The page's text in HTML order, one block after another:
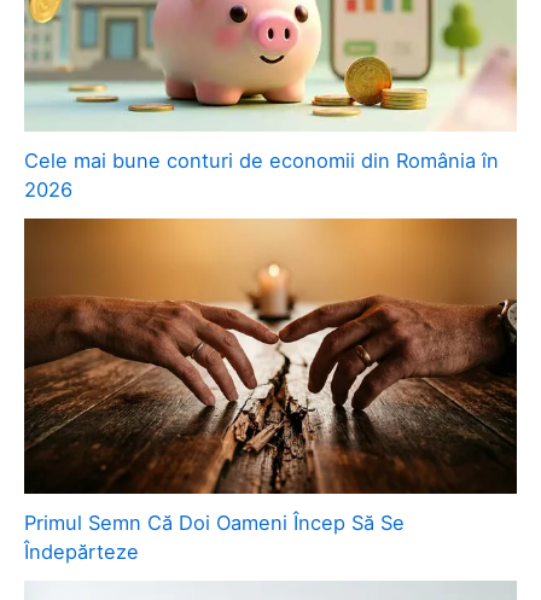
Cele mai bune conturi de economii din România în
2026
Primul Semn Că Doi Oameni Încep Să Se
Îndepărteze